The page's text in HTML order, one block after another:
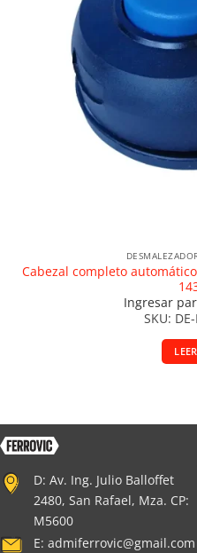
Cabezal completo
Ingresar
SKU:
D: Av. Ing. Julio Balloffet
2480, San Rafael, Mza. CP:
M5600
E: admiferrovic@gmail.com